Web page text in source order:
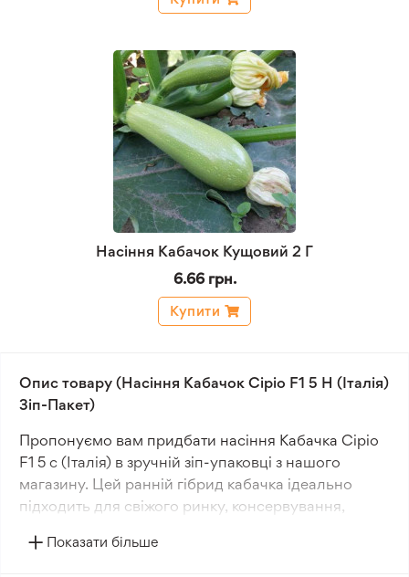
Насіння Кабачок Кущовий 2 Г
6.66 грн.
Купити
Опис товару (Насіння Кабачок Сіріо F1 5 Н (Італія)
Зіп-Пакет)
Пропонуємо вам придбати насіння Кабачка Сіріо
F1 5 с (Італія) в зручній зіп-упаковці з нашого
магазину. Цей ранній гібрид кабачка ідеально
підходить для свіжого ринку, консервування,
Показати більше